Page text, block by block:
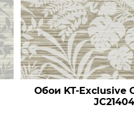
Обои KT-Exclusive
JC21404